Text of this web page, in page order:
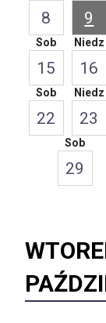
8 9
Sob
15
Niedz
16
Sob
22
Niedz
23
Sob
29